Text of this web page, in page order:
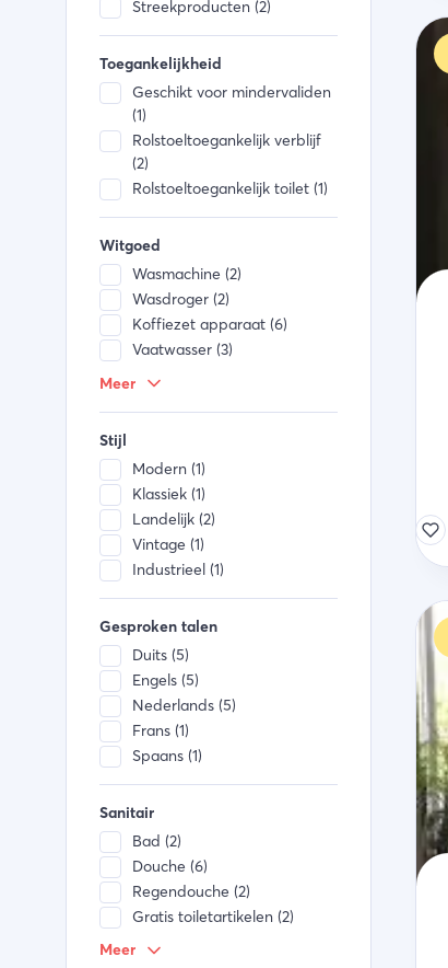
Streekproducten (2)
Toegankelijkheid
Geschikt voor mindervaliden
(1)
Rolstoeltoegankelijk verblijf
(2)
Rolstoeltoegankelijk toilet (1)
Witgoed
Wasmachine (2)
Wasdroger (2)
Koffiezet apparaat (6)
Vaatwasser (3)
Waterkoker (6)
Broodrooster (1)
Diepvries (2)
Meer
Stijl
Modern (1)
Klassiek (1)
Landelijk (2)
Vintage (1)
Industrieel (1)
Gesproken talen
Duits (5)
Engels (5)
Nederlands (5)
Frans (1)
Spaans (1)
Sanitair
Bad (2)
Douche (6)
Regendouche (2)
Gratis toiletartikelen (2)
Meer